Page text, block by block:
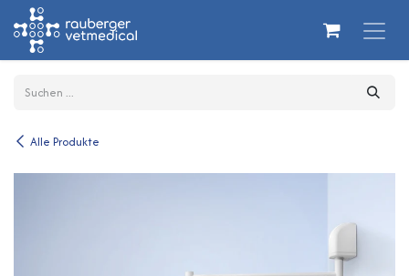
Zum Inhalt springen
Alle Produkte